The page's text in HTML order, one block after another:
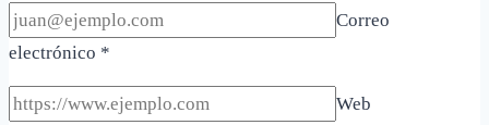
Correo
electrónico *
Web